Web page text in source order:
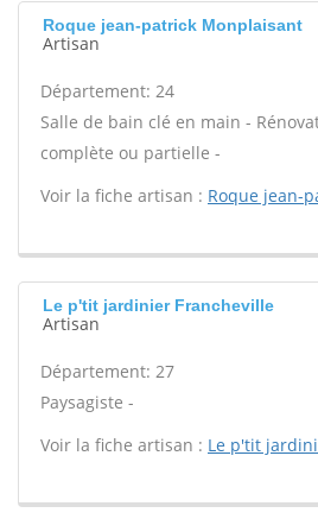
Roque jean-patrick Monplaisant
Artisan
Département: 24
Salle de bain clé en main -
complète ou partielle -
Voir la fiche artisan : Roque jean-
Le p'tit jardinier Francheville
Artisan
Département: 27
Paysagiste -
Voir la fiche artisan : Le p'tit